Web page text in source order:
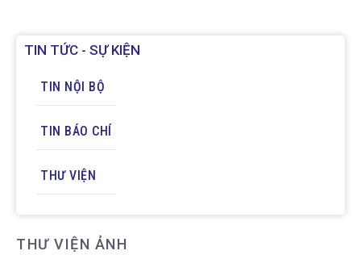
TIN TỨC - SỰ KIỆN
TIN NỘI BỘ
TIN BÁO CHÍ
THƯ VIỆN
THƯ VIỆN ẢNH